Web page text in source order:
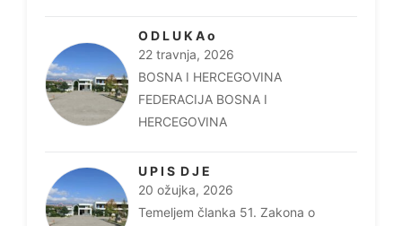
O D L U K A o
22 travnja, 2026
BOSNA I HERCEGOVINA
FEDERACIJA BOSNA I
HERCEGOVINA
U P I S D J E
20 ožujka, 2026
Temeljem članka 51. Zakona o